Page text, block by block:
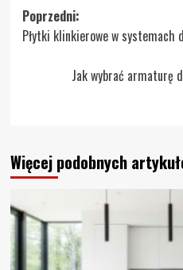
Zobacz
wpisy
Poprzedni:
Płytki klinkierowe w systemach
Jak wybrać armaturę
Więcej podobnych